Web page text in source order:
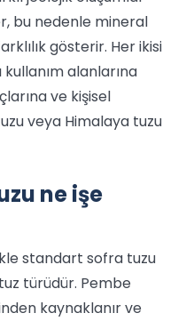
bu nedenle mineral
gösterir. Her ikisi
alanlarına
ve kişisel
veya Himalaya tuzu
ne işe
standart sofra tuzu
türüdür. Pembe
kaynaklanır ve